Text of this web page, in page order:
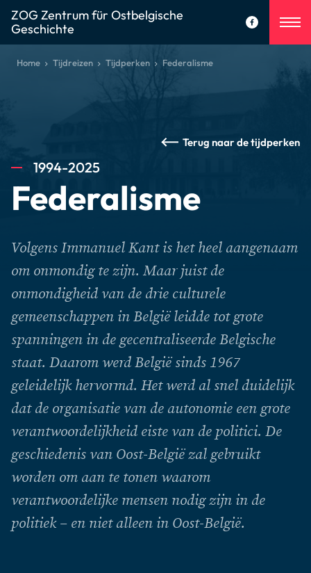
ZOG Zentrum für Ostbelgische
Geschichte
Home Tijdreizen Tijdperken Federalisme
Terug naar de tijdperken
1994-2025
Federalisme
Volgens Immanuel Kant is het heel aangenaam
om onmondig te zijn. Maar juist de
onmondigheid van de drie culturele
gemeenschappen in België leidde tot grote
spanningen in de gecentraliseerde Belgische
staat. Daarom werd België sinds 1967
geleidelijk hervormd. Het werd al snel duidelijk
dat de organisatie van de autonomie een grote
verantwoordelijkheid eiste van de politici. De
geschiedenis van Oost-België zal gebruikt
worden om aan te tonen waarom
verantwoordelijke mensen nodig zijn in de
politiek – en niet alleen in Oost-België.